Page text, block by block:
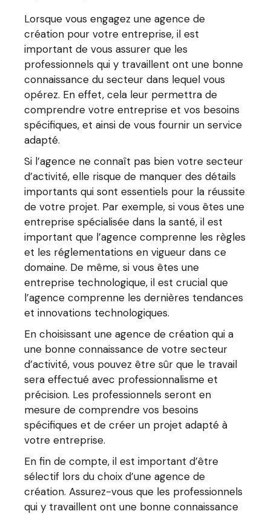
Lorsque vous engagez une agence de
création pour votre entreprise, il est
important de vous assurer que les
professionnels qui y travaillent ont une bonne
connaissance du secteur dans lequel vous
opérez. En effet, cela leur permettra de
comprendre votre entreprise et vos besoins
spécifiques, et ainsi de vous fournir un service
adapté.
Si l’agence ne connaît pas bien votre secteur
d’activité, elle risque de manquer des détails
importants qui sont essentiels pour la réussite
de votre projet. Par exemple, si vous êtes une
entreprise spécialisée dans la santé, il est
important que l’agence comprenne les règles
et les réglementations en vigueur dans ce
domaine. De même, si vous êtes une
entreprise technologique, il est crucial que
l’agence comprenne les dernières tendances
et innovations technologiques.
En choisissant une agence de création qui a
une bonne connaissance de votre secteur
d’activité, vous pouvez être sûr que le travail
sera effectué avec professionnalisme et
précision. Les professionnels seront en
mesure de comprendre vos besoins
spécifiques et de créer un projet adapté à
votre entreprise.
En fin de compte, il est important d’être
sélectif lors du choix d’une agence de
création. Assurez-vous que les professionnels
qui y travaillent ont une bonne connaissance